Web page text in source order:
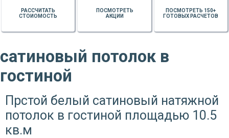
ПОСМОТРЕТЬ 150+
ГОТОВЫХ РАСЧЕТОВ
ПОСМОТРЕТЬ
АКЦИИ
РАССЧИТАТЬ
СТОИОМОСТЬ
сатиновый потолок в
гостиной
Прстой белый сатиновый натяжной
потолок в гостиной площадью 10.5
кв.м